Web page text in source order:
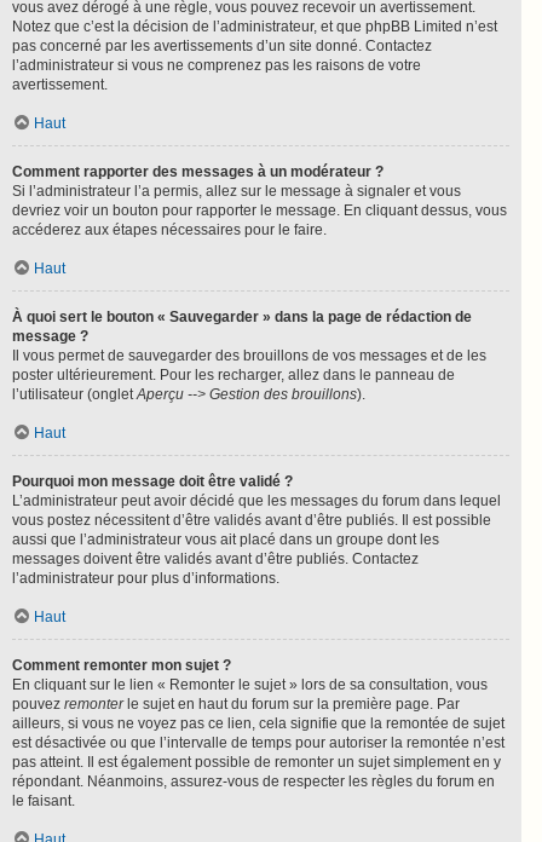
vous avez dérogé à une règle, vous pouvez recevoir un avertissement.
Notez que c’est la décision de l’administrateur, et que phpBB Limited n’est
pas concerné par les avertissements d’un site donné. Contactez
l’administrateur si vous ne comprenez pas les raisons de votre
avertissement.
Haut
Comment rapporter des messages à un modérateur ?
Si l’administrateur l’a permis, allez sur le message à signaler et vous
devriez voir un bouton pour rapporter le message. En cliquant dessus, vous
accéderez aux étapes nécessaires pour le faire.
Haut
À quoi sert le bouton « Sauvegarder » dans la page de rédaction de
message ?
Il vous permet de sauvegarder des brouillons de vos messages et de les
poster ultérieurement. Pour les recharger, allez dans le panneau de
l’utilisateur (ongletAperçu --> Gestion des brouillons).
Haut
Pourquoi mon message doit être validé ?
L’administrateur peut avoir décidé que les messages du forum dans lequel
vous postez nécessitent d’être validés avant d’être publiés. Il est possible
aussi que l’administrateur vous ait placé dans un groupe dont les
messages doivent être validés avant d’être publiés. Contactez
l’administrateur pour plus d’informations.
Haut
Comment remonter mon sujet ?
En cliquant sur le lien « Remonter le sujet » lors de sa consultation, vous
pouvez remonterle sujet en haut du forum sur la première page. Par
ailleurs, si vous ne voyez pas ce lien, cela signifie que la remontée de sujet
est désactivée ou que l’intervalle de temps pour autoriser la remontée n’est
pas atteint. Il est également possible de remonter un sujet simplement en y
répondant. Néanmoins, assurez-vous de respecter les règles du forum en
le faisant.